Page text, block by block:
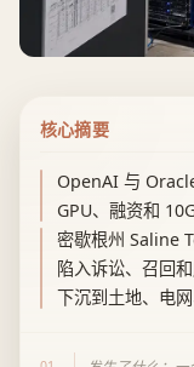
核心摘要
OpenAI 与
GPU、融资和
密歇根州 Saline
陷入诉讼、召回
下沉到土地、电